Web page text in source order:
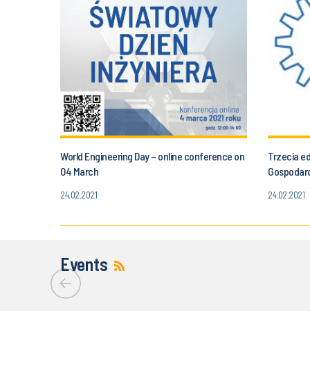
World Engineering Day – online conference on
04 March
24.02.2021
Trzecia
24.02.2021
Events